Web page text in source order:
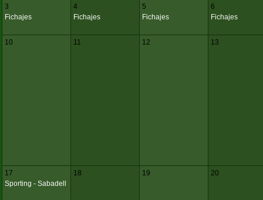
3
Fichajes
4
Fichajes
5
Fichajes
6
Fichajes
10 11 12 13
17
Sporting - Sabadell
18 19 20